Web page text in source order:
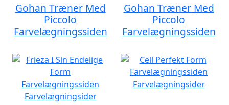
Gohan Træner Med
Piccolo
Farvelægningssiden
Gohan Træner Med
Piccolo
Farvelægningssiden